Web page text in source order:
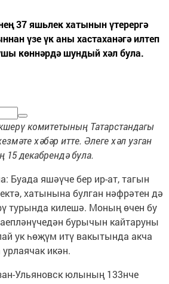
37 яшьлек хатынын үтерергә
үзе үк аны хастаханәгә илтеп
көннәрдә шундый хәл була.
комитетының Татарстандагы
хәбәр итте. Әлеге хәл узган
15 декабрендә була.
Буада яшәүче бер ир-ат, тагын
хатынына булган нәфрәтен дә
турында килешә. Моның өчен бу
бурычын кайтаруны
ук һөҗүм итү вакытында акча
икән.
Ульяновск юлының 133нче